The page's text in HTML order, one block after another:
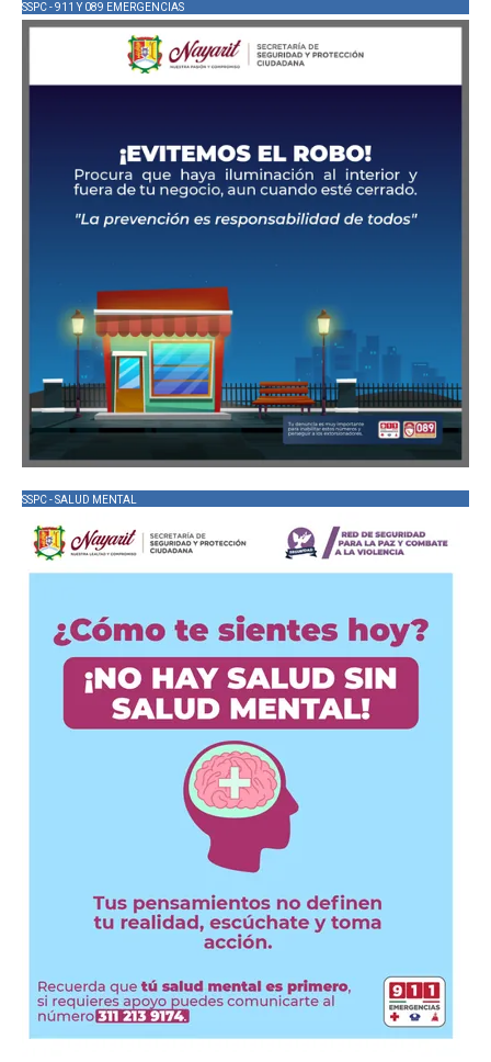
SSPC - 911 Y 089 EMERGENCIAS
SSPC - SALUD MENTAL